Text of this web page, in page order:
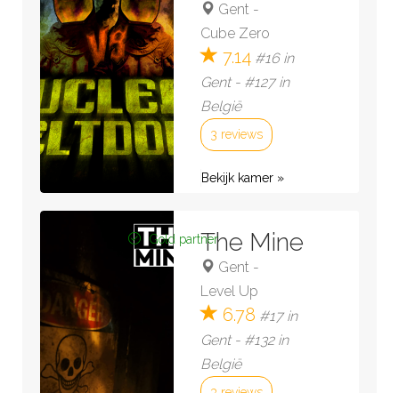
Gent -
Cube Zero
7.14 #16 in
Gent - #127 in
België
3 reviews
Bekijk kamer »
Gold partnerThe Mine
Gent -
Level Up
6.78 #17 in
Gent - #132 in
België